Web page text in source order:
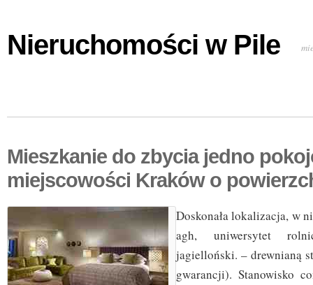
Nieruchomości w Pile
Mieszkanie do zbycia jedno
miejscowości Kraków o
Doskonała lokalizacja, w
agh, uniwersytet
jagielloński. – drewnianą
gwarancji). Stanowisko